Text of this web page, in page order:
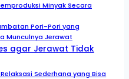
Minyak Secara
Pori-Pori yang
Munculnya Jerawat
agar Jerawat Tidak
Relaksasi Sederhana yang Bisa